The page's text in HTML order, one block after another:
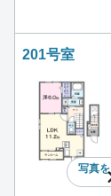
201号室
写真を